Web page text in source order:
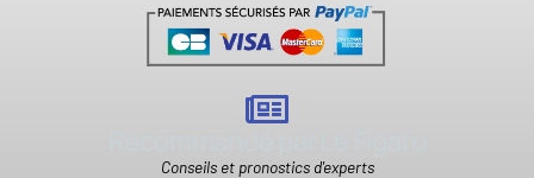
Conseils et pronostics d'experts